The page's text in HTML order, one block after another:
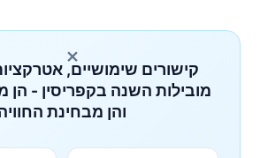
×
קישורים שימושיים,
מובילות השנה בקפריסין - הן
והן מבחינת